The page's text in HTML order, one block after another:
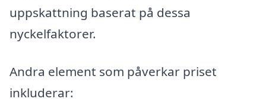
uppskattning baserat på dessa
nyckelfaktorer.
Andra element som påverkar priset
inkluderar: